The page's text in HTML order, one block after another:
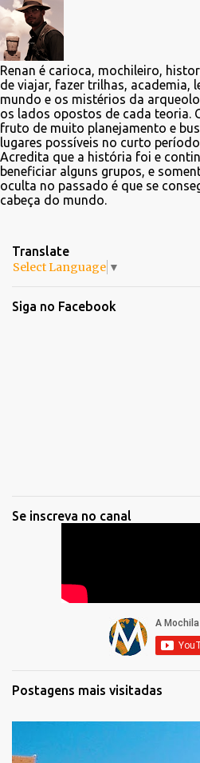
Renan é carioca, mochileiro,
de viajar, fazer trilhas, academia,
mundo e os mistérios da
os lados opostos de cada teoria.
fruto de muito planejamento e
lugares possíveis no curto
Acredita que a história foi e
beneficiar alguns grupos, e
oculta no passado é que se
cabeça do mundo.
Translate
Select Language ▼
Siga no Facebook
Se inscreva no canal
Postagens mais visitadas